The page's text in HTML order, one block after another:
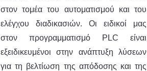
στον τομέα του αυτοματισμού και του
ελέγχου διαδικασιών. Οι ειδικοί μας
στον προγραμματισμό PLC είναι
εξειδικευμένοι στην ανάπτυξη λύσεων
για τη βελτίωση της απόδοσης και της